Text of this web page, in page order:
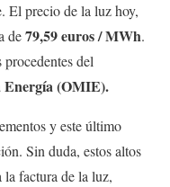
El precio de la luz hoy,
de79,59 euros / MWh.
del
Energía (OMIE).
y este último
Sin duda, estos altos
la factura de la luz,